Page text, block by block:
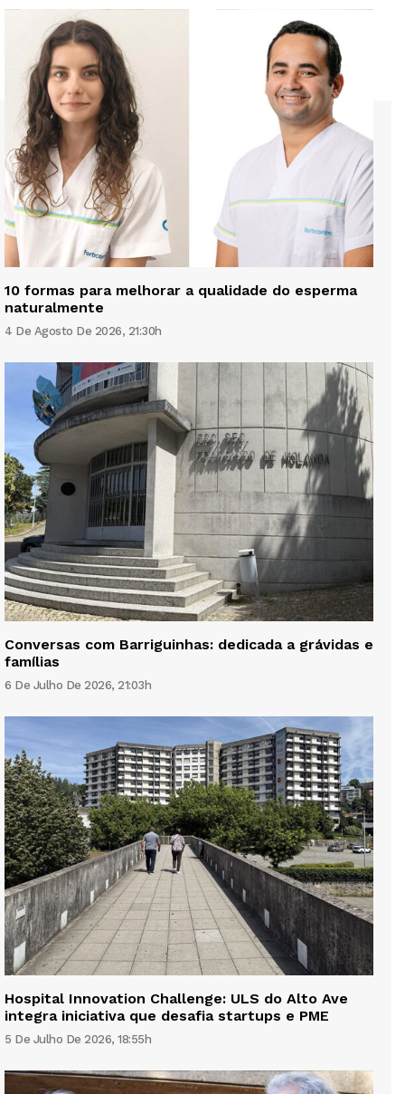
10 formas para melhorar a qualidade do esperma
naturalmente
4 De Agosto De 2026, 21:30h
Conversas com Barriguinhas: dedicada a grávidas e
famílias
6 De Julho De 2026, 21:03h
Hospital Innovation Challenge: ULS do Alto Ave
integra iniciativa que desafia startups e PME
5 De Julho De 2026, 18:55h